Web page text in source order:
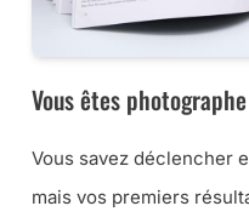
Vous êtes
Vous savez déclencher
mais vos premiers